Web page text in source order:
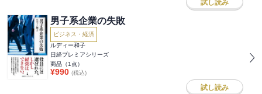
試し読み
男子系企業の失敗
ビジネス・経済
ルディー和子
日経プレミアシリーズ
商品（1 点）
¥990 (税込)
試し読み